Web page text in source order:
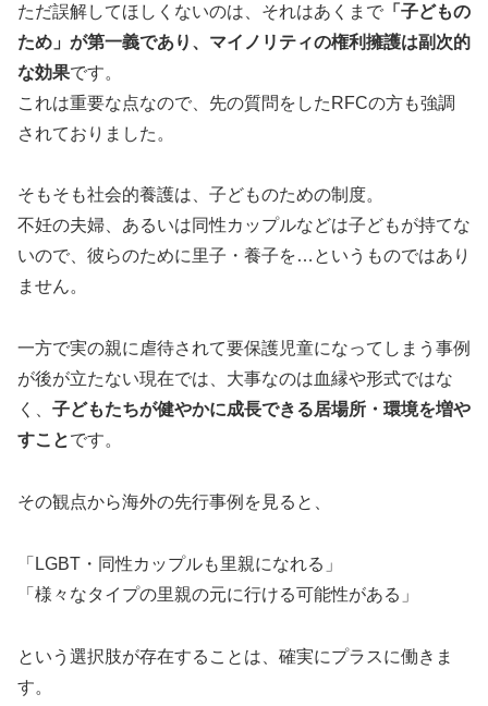
ただ誤解してほしくないのは、それはあくまで 「子どもの
ため」が第一義であり、マイノリティの権利擁護は副次的
な効果です。
これは重要な点なので、先の質問をしたRFCの方も強調
されておりました。
そもそも社会的養護は、子どものための制度。
不妊の夫婦、あるいは同性カップルなどは子どもが持てな
いので、彼らのために里子・養子を…というものではあり
ません。
一方で実の親に虐待されて要保護児童になってしまう事例
が後が立たない現在では、大事なのは血縁や形式ではな
く、 子どもたちが健やかに成長できる居場所・環境を増や
すことです。
その観点から海外の先行事例を見ると、
「LGBT・同性カップルも里親になれる」
「様々なタイプの里親の元に行ける可能性がある」
という選択肢が存在することは、確実にプラスに働きま
す。